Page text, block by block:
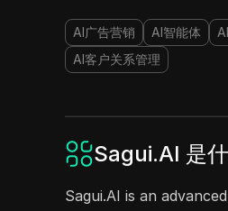
AI广告营销 AI智能体
AI客户关系管理
Sagui.AI 是
Sagui.AI is an